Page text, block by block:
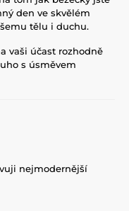
den ve skvělém
tělu i duchu.
vaši účast rozhodně
s úsměvem
nejmodernější